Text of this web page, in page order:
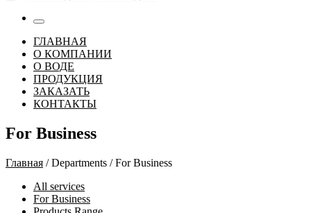
ГЛАВНАЯ
О КОМПАНИИ
О ВОДЕ
ПРОДУКЦИЯ
ЗАКАЗАТЬ
КОНТАКТЫ
For Business
Главная / Departments / For Business
All services
For Business